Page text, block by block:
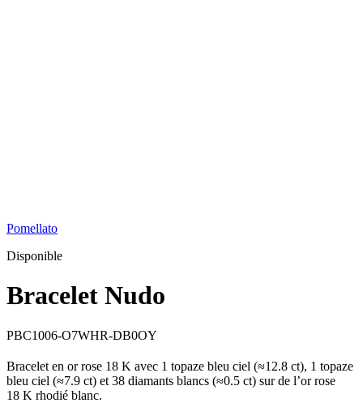
Pomellato
Disponible
Bracelet Nudo
PBC1006-O7WHR-DB0OY
Bracelet en or rose 18 K avec 1 topaze bleu ciel (≈12.8 ct), 1 topaze
bleu ciel (≈7.9 ct) et 38 diamants blancs (≈0.5 ct) sur de l’or rose
18 K rhodié blanc.